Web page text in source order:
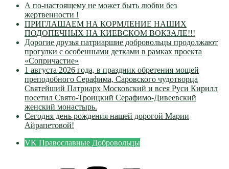
А по-настоящему не может быть любви без
жертвенности !
ПРИГЛАШАЕМ НА КОРМЛЕНИЕ НАШИХ
ПОДОПЕЧНЫХ НА КИЕВСКОМ ВОКЗАЛЕ!!!
Дорогие друзья патриаршие добровольцы продолжают
прогулки с особенными детками в рамках проекта
«Сопричастие»
1 августа 2026 года, в праздник обретения мощей
преподобного Серафима, Саровского чудотворца
Святейший Патриарх Московский и всея Руси Кирилл
посетил Свято-Троицкий Серафимо-Дивеевский
женский монастырь.
Сегодня день рождения нашей дорогой Марии
Айрапетовой!
VK Православные Добровольцы